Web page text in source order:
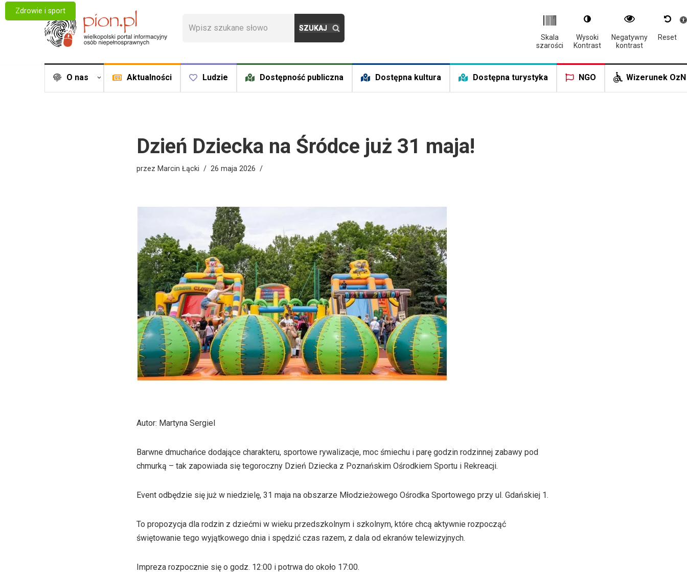
Skala
szarości
Wysoki
Kontrast
Negatywny
kontrast
Reset
O nas Aktualności Ludzie Dostępność publiczna Dostępna kultura Dostępna turystyka NGO Wizerunek OzN
Dzień Dziecka na Śródce już 31 maja!
przez Marcin Łącki 26 maja 2026
Zdrowie i sport
Autor: Martyna Sergiel
Barwne dmuchańce dodające charakteru, sportowe rywalizacje, moc śmiechu i parę godzin rodzinnej zabawy pod
chmurką – tak zapowiada się tegoroczny Dzień Dziecka z Poznańskim Ośrodkiem Sportu i Rekreacji.
Event odbędzie się już w niedzielę, 31 maja na obszarze Młodzieżowego Ośrodka Sportowego przy ul. Gdańskiej 1.
To propozycja dla rodzin z dziećmi w wieku przedszkolnym i szkolnym, które chcą aktywnie rozpocząć
świętowanie tego wyjątkowego dnia i spędzić czas razem, z dala od ekranów telewizyjnych.
Impreza rozpocznie się o godz. 12:00 i potrwa do około 17:00.